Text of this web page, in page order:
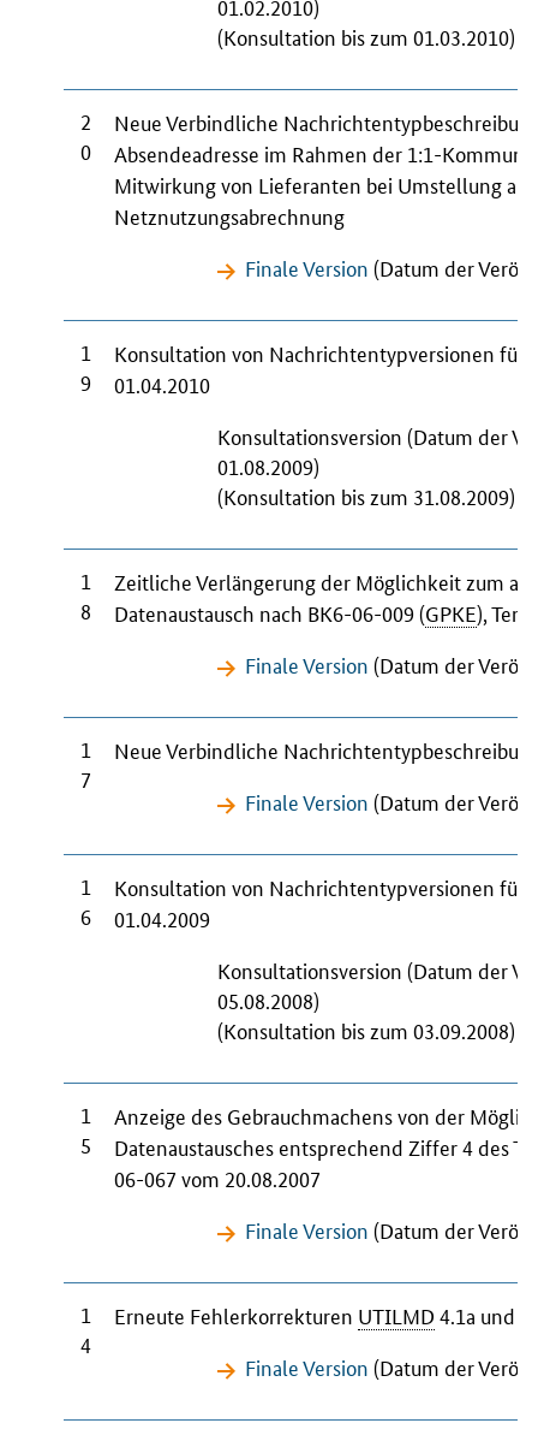
01.02.2010)
(Konsultation bis zum 01.03.2010)
2
0
Neue Verbindliche
Absendeadresse im Rahmen der 1:1-
Mitwirkung von Lieferanten bei Umstellung
Netznutzungsabrechnung
Finale Version (Datum der
1
9
Konsultation von Nachrichtentypversionen für
01.04.2010
Konsultationsversion (Datum der
01.08.2009)
(Konsultation bis zum 31.08.2009)
1
8
Zeitliche Verlängerung der Möglichkeit zum
Datenaustausch nach BK6-06-009 (GPKE),
Finale Version (Datum der
1
7
Neue Verbindliche
Finale Version (Datum der
1
6
Konsultation von Nachrichtentypversionen für
01.04.2009
Konsultationsversion (Datum der
05.08.2008)
(Konsultation bis zum 03.09.2008)
1
5
Anzeige des Gebrauchmachens von der
Datenaustausches entsprechend Ziffer 4 des
06-067 vom 20.08.2007
Finale Version (Datum der
1
4
Erneute Fehlerkorrekturen UTILMD 4.1a und
Finale Version (Datum der